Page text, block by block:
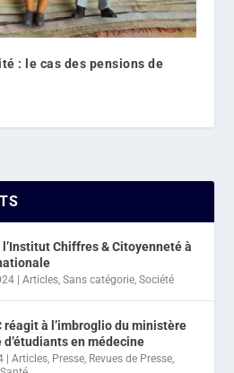
: le cas des pensions de
Chiffres & Citoyenneté à
|Articles,Sans catégorie,Société
réagit à l’imbroglio du ministère
d’étudiants en médecine
|Articles, Presse, Revues de Presse,